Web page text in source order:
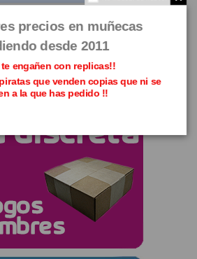
precios en muñecas
desde 2011
engañen con replicas!!
que venden copias que ni se
a la que has pedido !!